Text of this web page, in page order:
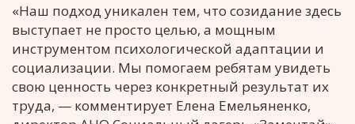
«Наш подход уникален тем, что созидание здесь
выступает не просто целью, а мощным
инструментом психологической адаптации и
социализации. Мы помогаем ребятам увидеть
свою ценность через конкретный результат их
труда, — комментирует Елена Емельяненко,